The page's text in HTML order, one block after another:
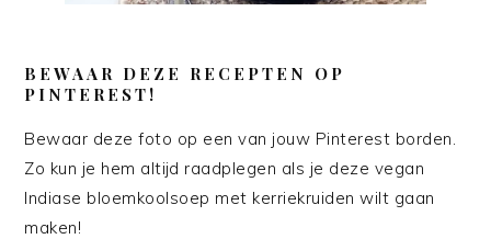
BEWAAR DEZE RECEPTEN OP
PINTEREST!
Bewaar deze foto op een van jouw Pinterest borden.
Zo kun je hem altijd raadplegen als je deze vegan
Indiase bloemkoolsoep met kerriekruiden wilt gaan
maken!